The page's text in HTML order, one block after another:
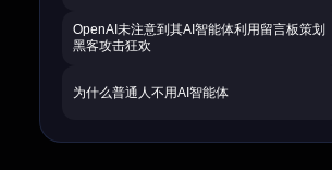
OpenAI未注意到其AI智能体利用留言板策划
黑客攻击狂欢
为什么普通人不用AI智能体